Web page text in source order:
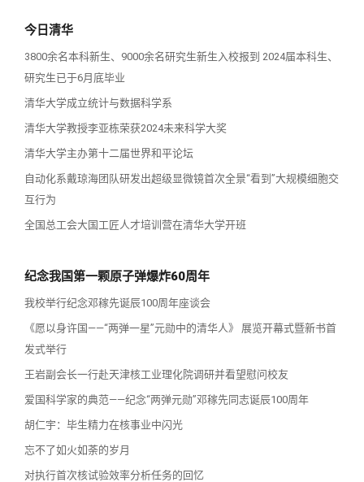
今日清华
3800余名本科新生、9000余名研究生新生入校报到 2024届本科生、
研究生已于6月底毕业
清华大学成立统计与数据科学系
清华大学教授李亚栋荣获2024未来科学大奖
清华大学主办第十二届世界和平论坛
自动化系戴琼海团队研发出超级显微镜首次全景“看到”大规模细胞交
互行为
全国总工会大国工匠人才培训营在清华大学开班
纪念我国第一颗原子弹爆炸60周年
我校举行纪念邓稼先诞辰100周年座谈会
《愿以身许国——“两弹一星”元勋中的清华人》 展览开幕式暨新书首
发式举行
王岩副会长一行赴天津核工业理化院调研并看望慰问校友
爱国科学家的典范——纪念“两弹元勋”邓稼先同志诞辰100周年
胡仁宇：毕生精力在核事业中闪光
忘不了如火如荼的岁月
对执行首次核试验效率分析任务的回忆